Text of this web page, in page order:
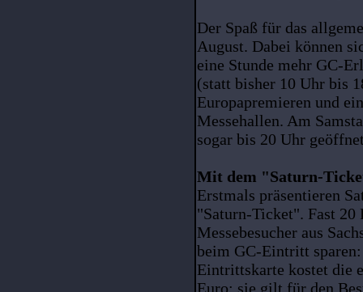
Der Spaß für das
August. Dabei können
eine Stunde mehr GC-
(statt bisher 10 Uhr bis
Europapremieren und
Messehallen. Am
sogar bis 20 Uhr
Mit dem "Saturn-
Erstmals präsentieren
"Saturn-Ticket". Fast 20
Messebesucher aus
beim GC-Eintritt
Eintrittskarte kostet die
Euro; sie gilt für den